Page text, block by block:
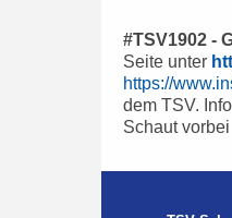
#TSV1902 -
Seite unter
https://
dem TSV.
Schaut